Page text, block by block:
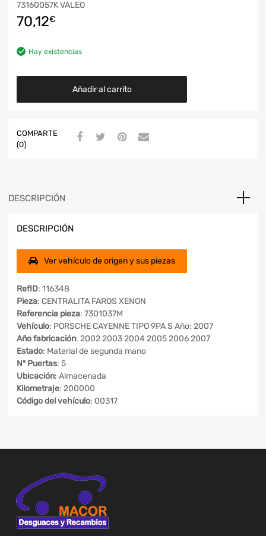
73160057K VALEO
70,12€
Hay existencias
Añadir al carrito
COMPARTE
(0)
DESCRIPCIÓN
DESCRIPCIÓN
Ver vehículo de origen y sus piezas
RefID: 116348
Pieza: CENTRALITA FAROS XENON
Referencia pieza: 7301037M
Vehículo: PORSCHE CAYENNE TIPO 9PA S Año: 2007
Año fabricación: 2002 2003 2004 2005 2006 2007
Estado: Material de segunda mano
Nº Puertas: 5
Ubicación: Almacenada
Kilometraje: 200000
Código del vehículo: 00317